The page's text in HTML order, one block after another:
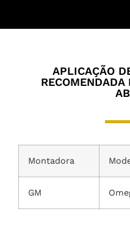
APLICAÇÃO
RECOMENDADA
Montadora
GM